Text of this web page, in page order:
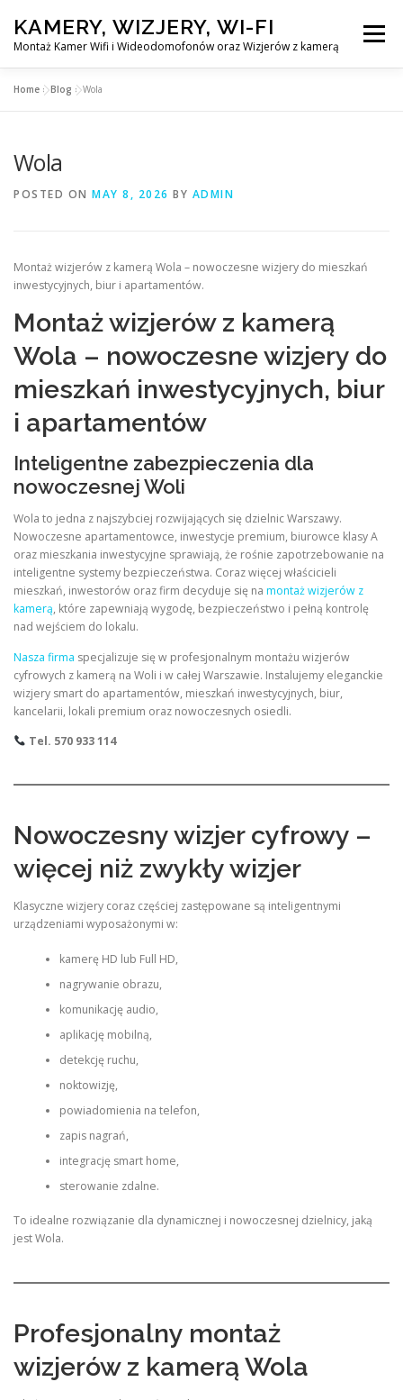
content
KAMERY, WIZJERY, WI-FI
Montaż Kamer Wifi i Wideodomofonów oraz Wizjerów z kamerą
Menu
MONTAŻ WIDEDOMOFONÓW
EN
Home »Blog »Wola
Wola
POSTED ON MAY 8, 2026 BY ADMIN
Montaż wizjerów z kamerą Wola – nowoczesne wizjery do mieszkań
inwestycyjnych, biur i apartamentów.
Montaż wizjerów z kamerą
Wola – nowoczesne wizjery do
mieszkań inwestycyjnych, biur
i apartamentów
Inteligentne zabezpieczenia dla
nowoczesnej Woli
Wola to jedna z najszybciej rozwijających się dzielnic Warszawy.
Nowoczesne apartamentowce, inwestycje premium, biurowce klasy A
oraz mieszkania inwestycyjne sprawiają, że rośnie zapotrzebowanie na
inteligentne systemy bezpieczeństwa. Coraz więcej właścicieli
mieszkań, inwestorów oraz firm decyduje się na montaż wizjerów z
kamerą, które zapewniają wygodę, bezpieczeństwo i pełną kontrolę
nad wejściem do lokalu.
Nasza firma specjalizuje się w profesjonalnym montażu wizjerów
cyfrowych z kamerą na Woli i w całej Warszawie. Instalujemy eleganckie
wizjery smart do apartamentów, mieszkań inwestycyjnych, biur,
kancelarii, lokali premium oraz nowoczesnych osiedli.
Tel. 570 933 114
Nowoczesny wizjer cyfrowy –
więcej niż zwykły wizjer
Klasyczne wizjery coraz częściej zastępowane są inteligentnymi
urządzeniami wyposażonymi w:
kamerę HD lub Full HD,
nagrywanie obrazu,
komunikację audio,
aplikację mobilną,
detekcję ruchu,
noktowizję,
powiadomienia na telefon,
zapis nagrań,
integrację smart home,
sterowanie zdalne.
To idealne rozwiązanie dla dynamicznej i nowoczesnej dzielnicy, jaką
jest Wola.
Profesjonalny montaż
wizjerów z kamerą Wola